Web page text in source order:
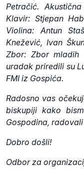
Petračić.
Klavir: Stjepan
Violina: Antun
Knežević, Ivan
Zbor: Zbor mladih
uradak priredili su
FMI iz Gospića.
Radosno vas
biskupiji kako
Gospodina,
Dobro došli!
Odbor za